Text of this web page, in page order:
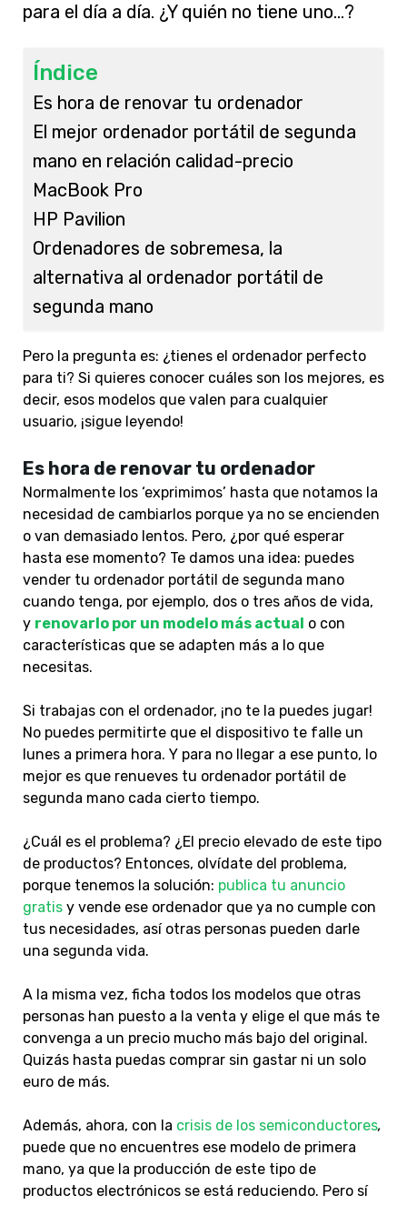
para el día a día. ¿Y quién no tiene uno…?
Índice
Es hora de renovar tu ordenador
El mejor ordenador portátil de segunda
mano en relación calidad-precio
MacBook Pro
HP Pavilion
Ordenadores de sobremesa, la
alternativa al ordenador portátil de
segunda mano
Pero la pregunta es: ¿tienes el ordenador perfecto
para ti? Si quieres conocer cuáles son los mejores, es
decir, esos modelos que valen para cualquier
usuario, ¡sigue leyendo!
Es hora de renovar tu ordenador
Normalmente los ‘exprimimos’ hasta que notamos la
necesidad de cambiarlos porque ya no se encienden
o van demasiado lentos. Pero, ¿por qué esperar
hasta ese momento? Te damos una idea: puedes
vender tu ordenador portátil de segunda mano
cuando tenga, por ejemplo, dos o tres años de vida,
y renovarlo por un modelo más actual o con
características que se adapten más a lo que
necesitas.
Si trabajas con el ordenador, ¡no te la puedes jugar!
No puedes permitirte que el dispositivo te falle un
lunes a primera hora. Y para no llegar a ese punto, lo
mejor es que renueves tu ordenador portátil de
segunda mano cada cierto tiempo.
¿Cuál es el problema? ¿El precio elevado de este tipo
de productos? Entonces, olvídate del problema,
porque tenemos la solución: publica tu anuncio
gratis y vende ese ordenador que ya no cumple con
tus necesidades, así otras personas pueden darle
una segunda vida.
A la misma vez, ficha todos los modelos que otras
personas han puesto a la venta y elige el que más te
convenga a un precio mucho más bajo del original.
Quizás hasta puedas comprar sin gastar ni un solo
euro de más.
Además, ahora, con la crisis de los semiconductores,
puede que no encuentres ese modelo de primera
mano, ya que la producción de este tipo de
productos electrónicos se está reduciendo. Pero sí